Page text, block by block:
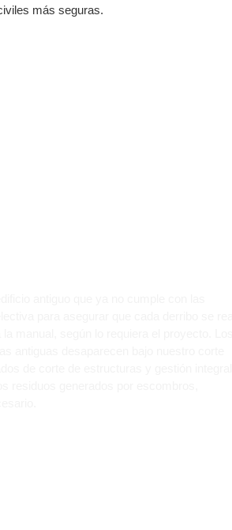
más seguras.